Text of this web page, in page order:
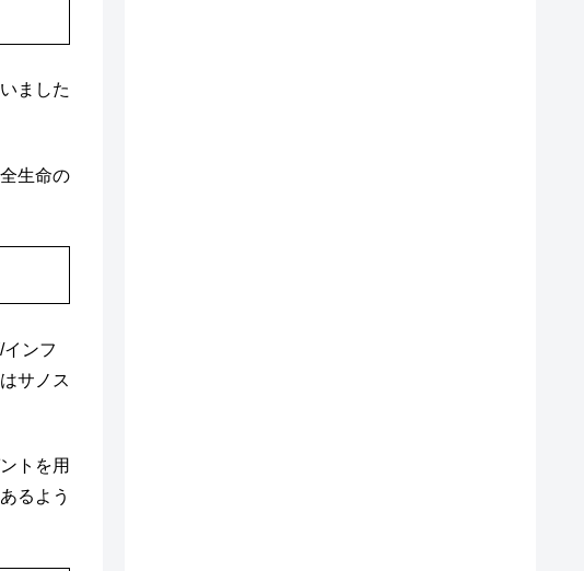
ました
生命の
ンフ
サノス
トを用
るよう